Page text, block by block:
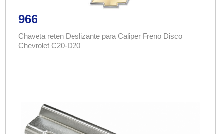
966
Chaveta reten Deslizante para Caliper Freno Disco
Chevrolet C20-D20